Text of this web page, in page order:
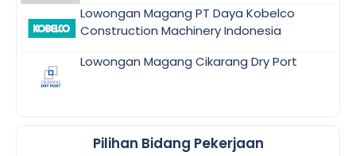
Lowongan Magang PT Daya Kobelco
Construction Machinery Indonesia
Lowongan Magang Cikarang Dry Port
Pilihan Bidang Pekerjaan